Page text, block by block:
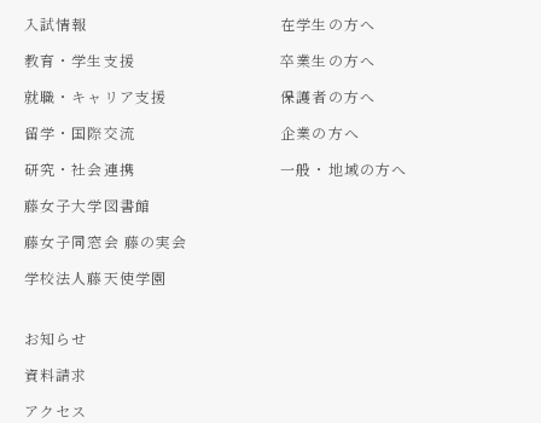
入試情報
教育・学生支援
就職・キャリア支援
留学・国際交流
研究・社会連携
藤女子大学図書館
藤女子同窓会 藤の実会
学校法人藤天使学園
在学生の方へ
卒業生の方へ
保護者の方へ
企業の方へ
一般・地域の方へ
お知らせ
資料請求
アクセス